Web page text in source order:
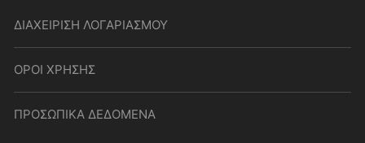
ΔΙΑΧΕΙΡΙΣΗ ΛΟΓΑΡΙΑΣΜΟΥ
ΟΡΟΙ ΧΡΗΣΗΣ
ΠΡΟΣΩΠΙΚΑ ΔΕΔΟΜΕΝΑ